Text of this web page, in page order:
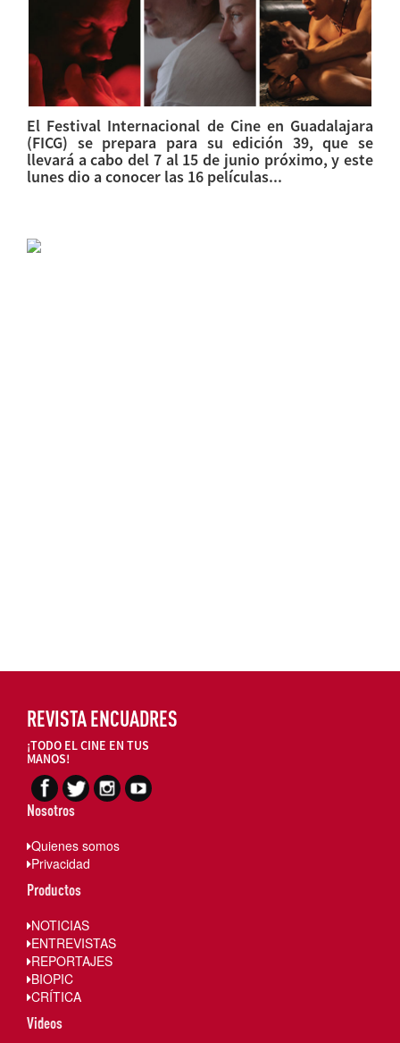
El Festival Internacional de Cine en Guadalajara
(FICG) se prepara para su edición 39, que se
llevará a cabo del 7 al 15 de junio próximo, y este
lunes dio a conocer las 16 películas...
REVISTA ENCUADRES
¡TODO EL CINE EN TUS
MANOS!
Nosotros
Quienes somos
Privacidad
Productos
NOTICIAS
ENTREVISTAS
REPORTAJES
BIOPIC
CRÍTICA
Videos